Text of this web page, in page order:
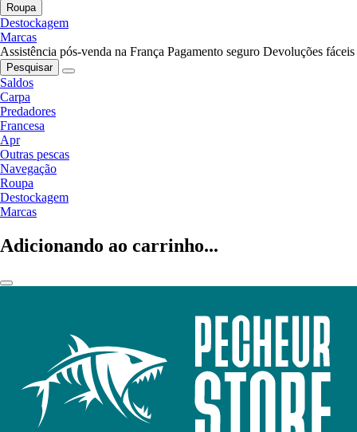
Roupa
Destockagem
Marcas
Assistência pós-venda na França Pagamento seguro Devoluções fáceis
Pesquisar
Saldos
Carpa
Predadores
Francesa
Apr
Outras pescas
Navegação
Roupa
Destockagem
Marcas
Adicionando ao carrinho...